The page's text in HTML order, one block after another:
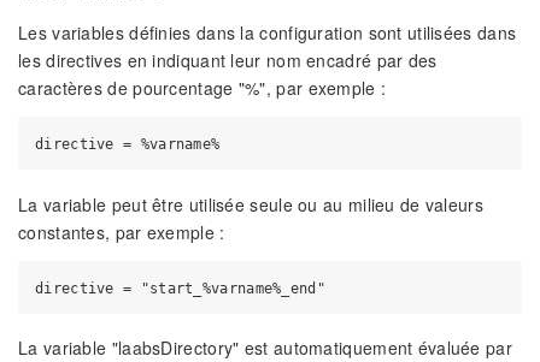
Les variables définies dans la configuration sont utilisées dans
les directives en indiquant leur nom encadré par des
caractères de pourcentage "%", par exemple :
La variable peut être utilisée seule ou au milieu de valeurs
constantes, par exemple :
La variable "laabsDirectory" est automatiquement évaluée par